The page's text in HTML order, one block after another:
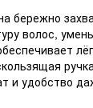
бережно
волос,
и удобство